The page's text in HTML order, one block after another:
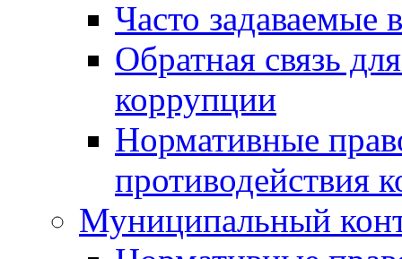
Часто задаваемые
Обратная связь
коррупции
Нормативные
противодействия
Муниципальный